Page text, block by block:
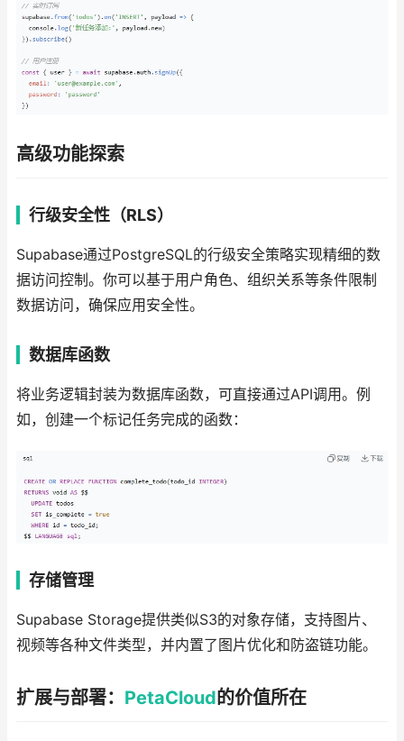
高级功能探索
行级安全性（RLS）
Supabase通过PostgreSQL的行级安全策略实现精细的数
据访问控制。你可以基于用户角色、组织关系等条件限制
数据访问，确保应用安全性。
数据库函数
将业务逻辑封装为数据库函数，可直接通过API调用。例
如，创建一个标记任务完成的函数：
存储管理
Supabase Storage提供类似S3的对象存储，支持图片、
视频等各种文件类型，并内置了图片优化和防盗链功能。
扩展与部署： PetaCloud的价值所在